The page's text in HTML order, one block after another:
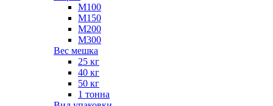
М100
М150
М200
М300
Вес мешка
25 кг
40 кг
50 кг
1 тонна